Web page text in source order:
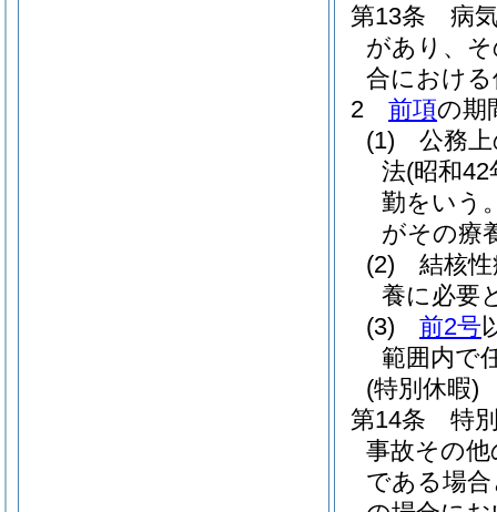
第13条
病
があり、
合におけ
2
前項の期
(1)
公務
法(昭和42
勤をいう
がその療
(2)
結核
養に必要
(3)
前2号
範囲内で
(特別休暇)
第14条
特
事故その
である場